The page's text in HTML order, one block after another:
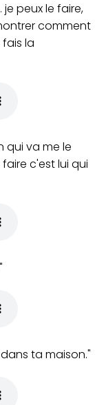
peux le faire,
comment
la
qui va me le
c'est lui qui
ta maison.